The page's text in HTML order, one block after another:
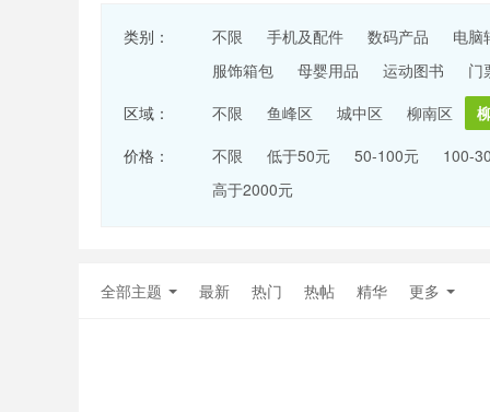
类别： 不限 手机及配件 数码产品
电脑
服饰箱包
母婴用品 运动图书
门
区域：
不限 鱼峰区 城中区 柳南区
价格：
不限 低于50元 50-100元
100-
高于2000元
全部主题 最新 热门 热帖 精华 更多